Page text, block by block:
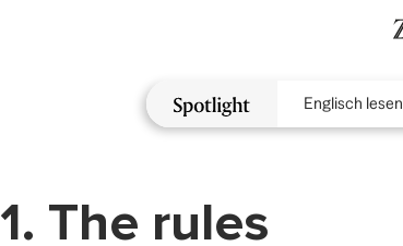
NewMainMenu
Englisch lesen
1. The rules